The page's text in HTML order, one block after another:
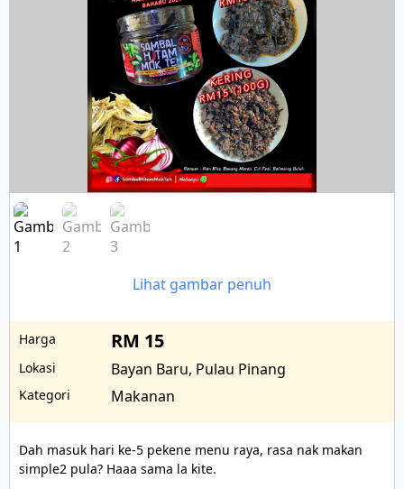
Lihat gambar penuh
Harga RM 15
Lokasi Bayan Baru, Pulau Pinang
Kategori Makanan
Dah masuk hari ke-5 pekene menu raya, rasa nak makan
simple2 pula? Haaa sama la kite.